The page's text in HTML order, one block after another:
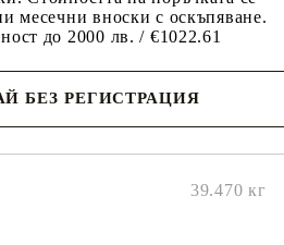
месечни вноски с оскъпяване.
до 2000 лв. / €1022.61
БЕЗ РЕГИСТРАЦИЯ
39.470 кг